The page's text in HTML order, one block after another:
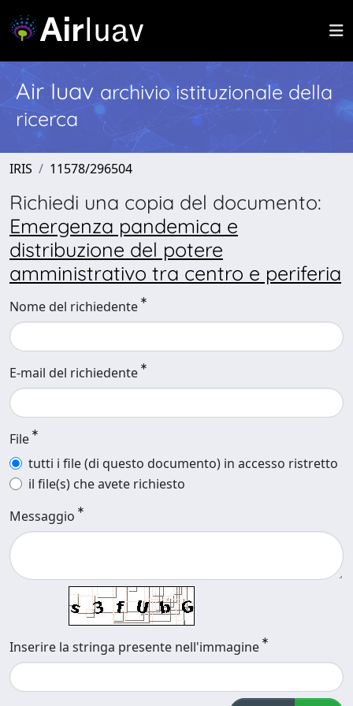
Air Iuav archivio istituzionale della
ricerca
IRIS 11578/296504
Richiedi una copia del documento:
Emergenza pandemica e
distribuzione del potere
amministrativo tra centro e periferia
Nome del richiedente
E-mail del richiedente
File
tutti i file (di questo documento) in accesso ristretto
il file(s) che avete richiesto
Messaggio
Inserire la stringa presente nell'immagine